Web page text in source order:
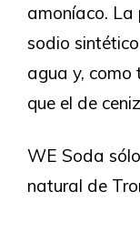
amoníaco.
sodio
agua y, como
que el de
WE Soda
natural de